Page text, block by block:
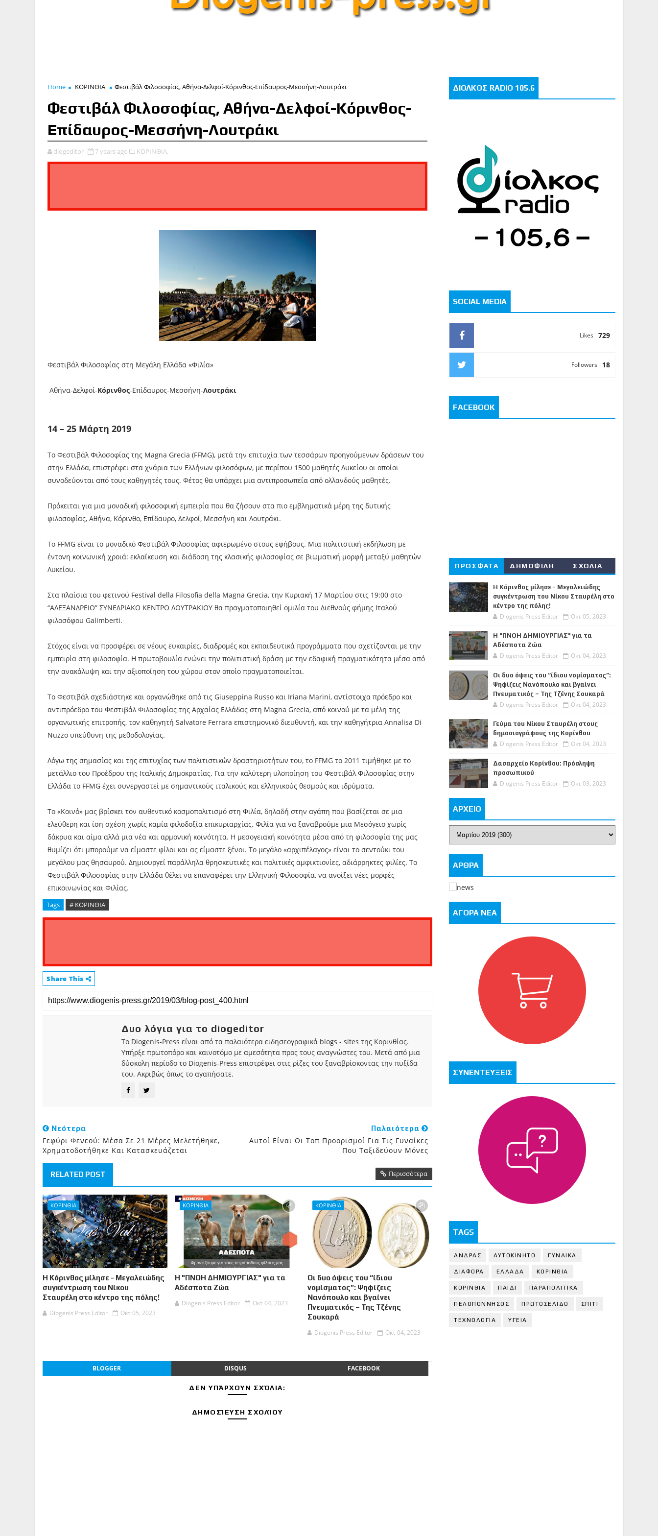
Home ΚΟΡΙΝΘΙΑ Φεστιβάλ Φιλοσοφίας, Αθήνα-Δελφοί-Κόρινθος-Επίδαυρος-Μεσσήνη-Λουτράκι
Φεστιβάλ Φιλοσοφίας, Αθήνα-Δελφοί-Κόρινθος-
Επίδαυρος-Μεσσήνη-Λουτράκι
diogeditor 7 years ago ΚΟΡΙΝΘΙΑ,
Φεστιβάλ Φιλοσοφίας στη Μεγάλη Ελλάδα «Φιλία»
Αθήνα-Δελφοί-Κόρινθος-Επίδαυρος-Μεσσήνη-Λουτράκι
14 – 25 Μάρτη 2019
Το Φεστιβάλ Φιλοσοφίας της Magna Grecia (FFMG), μετά την επιτυχία των τεσσάρων προηγούμενων δράσεων του
στην Ελλάδα, επιστρέφει στα χνάρια των Ελλήνων φιλοσόφων, με περίπου 1500 μαθητές Λυκείου οι οποίοι
συνοδεύονται από τους καθηγητές τους. Φέτος θα υπάρχει μια αντιπροσωπεία από ολλανδούς μαθητές.
Πρόκειται για μια μοναδική φιλοσοφική εμπειρία που θα ζήσουν στα πιο εμβληματικά μέρη της δυτικής
φιλοσοφίας, Αθήνα, Κόρινθο, Επίδαυρο, Δελφοί, Μεσσήνη και Λουτράκι.
Το FFMG είναι το μοναδικό Φεστιβάλ Φιλοσοφίας αφιερωμένο στους εφήβους. Μια πολιτιστική εκδήλωση με
έντονη κοινωνική χροιά: εκλαΐκευση και διάδοση της κλασικής φιλοσοφίας σε βιωματική μορφή μεταξύ μαθητών
Λυκείου.
Στα πλαίσια του φετινού Festival della Filosofia della Magna Grecia, την Κυριακή 17 Μαρτίου στις 19:00 στο
“ΑΛΕΞΑΝΔΡΕΙΟ” ΣΥΝΕΔΡΙΑΚΟ ΚΕΝΤΡΟ ΛΟΥΤΡΑΚΙΟΥ θα πραγματοποιηθεί ομιλία του Διεθνούς φήμης Ιταλού
φιλοσόφου Galimberti.
Στόχος είναι να προσφέρει σε νέους ευκαιρίες, διαδρομές και εκπαιδευτικά προγράμματα που σχετίζονται με την
εμπειρία στη φιλοσοφία. Η πρωτοβουλία ενώνει την πολιτιστική δράση με την εδαφική πραγματικότητα μέσα από
την ανακάλυψη και την αξιοποίηση του χώρου στον οποίο πραγματοποιείται.
Το Φεστιβάλ σχεδιάστηκε και οργανώθηκε από τις Giuseppina Russo και Iriana Marini, αντίστοιχα πρόεδρο και
αντιπρόεδρο του Φεστιβάλ Φιλοσοφίας της Αρχαίας Ελλάδας στη Magna Grecia, από κοινού με τα μέλη της
οργανωτικής επιτροπής, τον καθηγητή Salvatore Ferrara επιστημονικό διευθυντή, και την καθηγήτρια Annalisa Di
Nuzzo υπεύθυνη της μεθοδολογίας.
Λόγω της σημασίας και της επιτυχίας των πολιτιστικών δραστηριοτήτων του, το FFMG το 2011 τιμήθηκε με το
μετάλλιο του Προέδρου της Ιταλικής Δημοκρατίας. Για την καλύτερη υλοποίηση του Φεστιβάλ Φιλοσοφίας στην
Ελλάδα τo FFMG έχει συνεργαστεί με σημαντικούς ιταλικούς και ελληνικούς θεσμούς και ιδρύματα.
Το «Κοινό» μας βρίσκει τον αυθεντικό κοσμοπολιτισμό στη Φιλία, δηλαδή στην αγάπη που βασίζεται σε μια
ελεύθερη και ίση σχέση χωρίς καμία φιλοδοξία επικυριαρχίας. Φιλία για να ξαναβρούμε μια Μεσόγειο χωρίς
δάκρυα και αίμα αλλά μια νέα και αρμονική κοινότητα. Η μεσογειακή κοινότητα μέσα από τη φιλοσοφία της μας
θυμίζει ότι μπορούμε να είμαστε φίλοι και ας είμαστε ξένοι. Το μεγάλο «αρχιπέλαγος» είναι το σεντούκι του
μεγάλου μας θησαυρού. Δημιουργεί παράλληλα θρησκευτικές και πολιτικές αμφικτιονίες, αδιάρρηκτες φιλίες. Το
Φεστιβάλ Φιλοσοφίας στην Ελλάδα θέλει να επαναφέρει την Ελληνική Φιλοσοφία, να ανοίξει νέες μορφές
επικοινωνίας και Φιλίας.
Tags # ΚΟΡΙΝΘΙΑ
Share This
Δυο λόγια για το diogeditor
Το Diogenis-Press είναι από τα παλαιότερα ειδησεογραφικά blogs - sites της Κορινθίας.
Υπήρξε πρωτοπόρο και καινοτόμο με αμεσότητα προς τους αναγνώστες του. Μετά από μια
δύσκολη περίοδο το Diogenis-Press επιστρέφει στις ρίζες του ξαναβρίσκοντας την πυξίδα
του. Ακριβώς όπως το αγαπήσατε.
Νεότερα
Γεφύρι Φενεού: Μέσα Σε 21 Μέρες Μελετήθηκε,
Χρηματοδοτήθηκε Και Κατασκευάζεται
Παλαιότερα
Αυτοί Είναι Οι Τοπ Προορισμοί Για Τις Γυναίκες
Που Ταξιδεύουν Μόνες
RELATED POST Περισσότερα
ΚΟΡΙΝΘΙΑ
Η Κόρινθος μίλησε - Μεγαλειώδης
συγκέντρωση του Νίκου
Σταυρέλη στο κέντρο της πόλης!
Diogenis Press Editor
Οκτ 05, 2023
ΚΟΡΙΝΘΙΑ
Η "ΠΝΟΗ ΔΗΜΙΟΥΡΓΙΑΣ" για τα
Αδέσποτα Ζώα
Diogenis Press Editor
Οκτ 04, 2023
ΚΟΡΙΝΘΙΑ
Οι δυο όψεις του “ίδιου
νομίσματος”: Ψηφίζεις
Νανόπουλο και βγαίνει
Πνευματικός – Της Τζένης
Σουκαρά
Diogenis Press Editor
Οκτ 04, 2023
BLOGGER DISQUS FACEBOOK
ΔΕΝ ΥΠΆΡΧΟΥΝ ΣΧΌΛΙΑ:
ΔΗΜΟΣΊΕΥΣΗ ΣΧΟΛΊΟΥ
ΔΙΟΛΚΟΣ RADIO 105.6
SOCIAL MEDIA
729
Likes
18
Followers
FACEBOOK
ΠΡΟΣΦΑΤΑ ΔΗΜΟΦΙΛΗ ΣΧΟΛΙΑ
Η Κόρινθος μίλησε - Μεγαλειώδης
συγκέντρωση του Νίκου Σταυρέλη στο
κέντρο της πόλης!
Diogenis Press Editor Οκτ 05, 2023
Η "ΠΝΟΗ ΔΗΜΙΟΥΡΓΙΑΣ" για τα
Αδέσποτα Ζώα
Diogenis Press Editor Οκτ 04, 2023
Οι δυο όψεις του “ίδιου νομίσματος”:
Ψηφίζεις Νανόπουλο και βγαίνει
Πνευματικός – Της Τζένης Σουκαρά
Diogenis Press Editor Οκτ 04, 2023
Γεύμα του Νίκου Σταυρέλη στους
δημοσιογράφους της Κορίνθου
Diogenis Press Editor Οκτ 04, 2023
Δασαρχείο Κορίνθου: Πρόσληψη
προσωπικού
Diogenis Press Editor Οκτ 03, 2023
ΑΡΧΕΙΟ
ΑΡΘΡΑ
ΑΓΟΡΑ ΝΕΑ
ΣΥΝΕΝΤΕΥΞΕΙΣ
TAGS
ΑΝΔΡΑΣ ΑΥΤΟΚΙΝΗΤΟ ΓΥΝΑΙΚΑ
ΔΙΑΦΟΡΑ ΕΛΛΑΔΑ ΚΟΡΙΝΘΙΑ
ΚΟΡΙΝΘΙA ΠΑΙΔΙ ΠΑΡΑΠΟΛΙΤΙΚΑ
ΠΕΛΟΠΟΝΝΗΣΟΣ ΠΡΩΤΟΣΕΛΙΔΟ ΣΠΙΤΙ
ΤΕΧΝΟΛΟΓΙΑ ΥΓΕΙΑ